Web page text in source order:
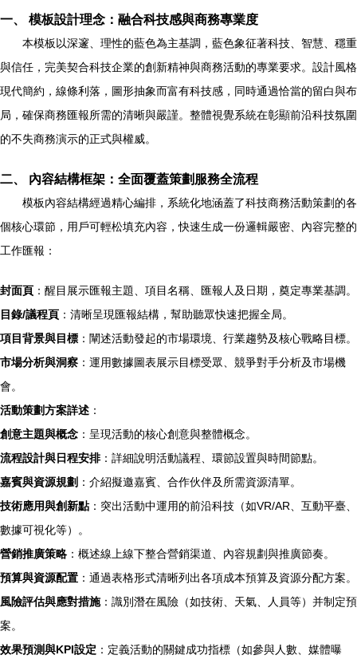
一、 模板設計理念：融合科技感與商務專業度
本模板以深邃、理性的藍色為主基調，藍色象征著科技、智慧、穩重
與信任，完美契合科技企業的創新精神與商務活動的專業要求。設計風格
現代簡約，線條利落，圖形抽象而富有科技感，同時通過恰當的留白與布
局，確保商務匯報所需的清晰與嚴謹。整體視覺系統在彰顯前沿科技氛圍
的不失商務演示的正式與權威。
二、 內容結構框架：全面覆蓋策劃服務全流程
模板內容結構經過精心編排，系統化地涵蓋了科技商務活動策劃的各
個核心環節，用戶可輕松填充內容，快速生成一份邏輯嚴密、內容完整的
工作匯報：
封面頁 ：醒目展示匯報主題、項目名稱、匯報人及日期，奠定專業基調。
目錄/議程頁 ：清晰呈現匯報結構，幫助聽眾快速把握全局。
項目背景與目標 ：闡述活動發起的市場環境、行業趨勢及核心戰略目標。
市場分析與洞察 ：運用數據圖表展示目標受眾、競爭對手分析及市場機
會。
活動策劃方案詳述 ：
創意主題與概念 ：呈現活動的核心創意與整體概念。
流程設計與日程安排：詳細說明活動議程、環節設置與時間節點。
嘉賓與資源規劃 ：介紹擬邀嘉賓、合作伙伴及所需資源清單。
技術應用與創新點：突出活動中運用的前沿科技（如VR/AR、互動平臺、
數據可視化等）。
營銷推廣策略 ：概述線上線下整合營銷渠道、內容規劃與推廣節奏。
預算與資源配置 ：通過表格形式清晰列出各項成本預算及資源分配方案。
風險評估與應對措施：識別潛在風險（如技術、天氣、人員等）并制定預
案。
效果預測與KPI設定 ：定義活動的關鍵成功指標（如參與人數、媒體曝